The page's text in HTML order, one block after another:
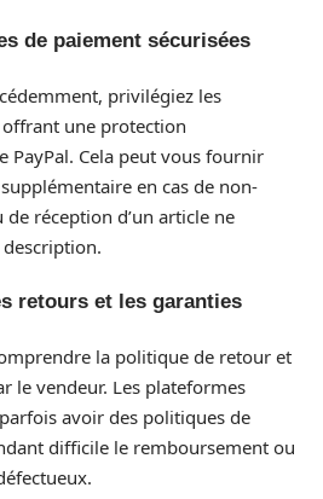
de paiement sécurisées
privilégiez les
une protection
PayPal. Cela peut vous fournir
en cas de non-
réception d’un article ne
retours et les garanties
la politique de retour et
le vendeur. Les plateformes
avoir des politiques de
difficile le remboursement ou